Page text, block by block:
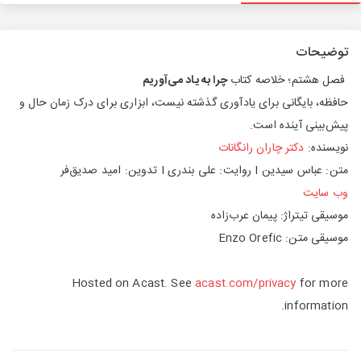
توضیحات
فصل هشتم؛ خلاصه کتابچرا به یاد می‌آوریم
حافظه، بایگانی برای یادآوری گذشته نیست، ابزاری برای درک زمان حال و
پیش‌بینی آینده است.
نویسنده: دکتر چاران رانگانات
متن: عباس سیدین I روایت: علی بندری I تدوین: امید صدیق‌فر
وب سایت
موسیقی تیتراژ: پیمان عرب‌زاده
موسیقی متن: Enzo Orefic
Hosted on Acast. Seeacast.com/privacy for more
information.